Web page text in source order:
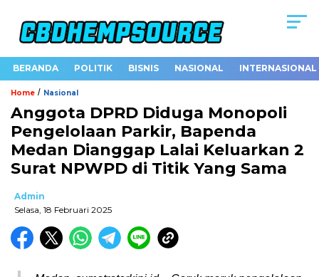
BERANDA POLITIK BISNIS NASIONAL INTERNASIONAL
Home / Nasional
Anggota DPRD Diduga Monopoli
Pengelolaan Parkir, Bapenda
Medan Dianggap Lalai Keluarkan 2
Surat NPWPD di Titik Yang Sama
Admin
Selasa, 18 Februari 2025